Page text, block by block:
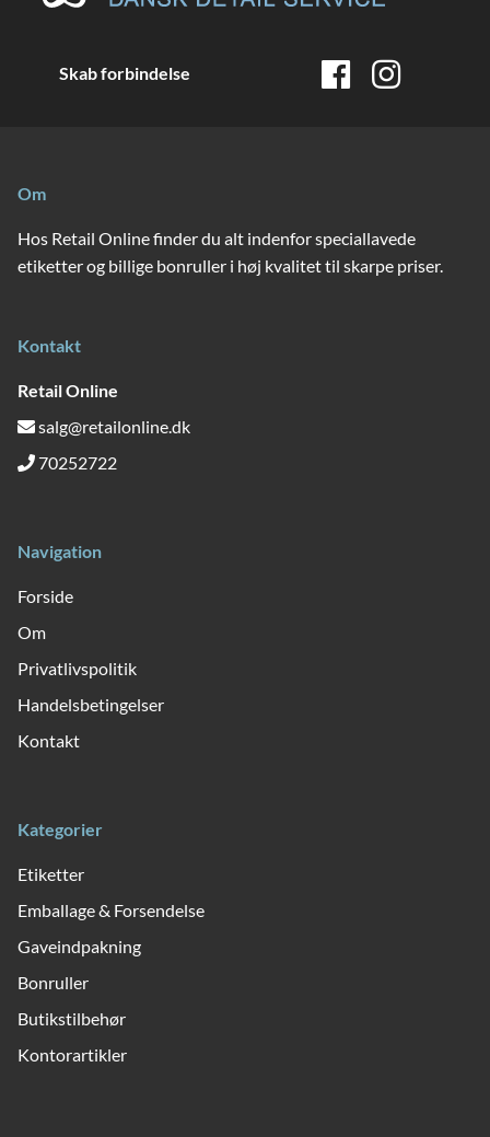
Skab forbindelse
Om
Hos Retail Online finder du alt indenfor speciallavede
etiketter og billige bonruller i høj kvalitet til skarpe priser.
Kontakt
Retail Online
salg@retailonline.dk
70252722
Navigation
Forside
Om
Privatlivspolitik
Handelsbetingelser
Kontakt
Kategorier
Etiketter
Emballage & Forsendelse
Gaveindpakning
Bonruller
Butikstilbehør
Kontorartikler